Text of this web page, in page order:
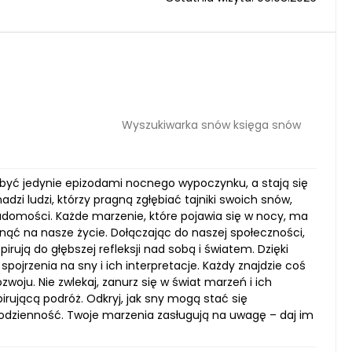
Wyszukiwarka snów księga snów
jedynie epizodami nocnego wypoczynku, a stają się
ludzi, którzy pragną zgłębiać tajniki swoich snów,
Każde marzenie, które pojawia się w nocy, ma
na nasze życie. Dołączając do naszej społeczności,
do głębszej refleksji nad sobą i światem. Dzięki
na sny i ich interpretacje. Każdy znajdzie coś
Nie zwlekaj, zanurz się w świat marzeń i ich
podróż. Odkryj, jak sny mogą stać się
Twoje marzenia zasługują na uwagę – daj im